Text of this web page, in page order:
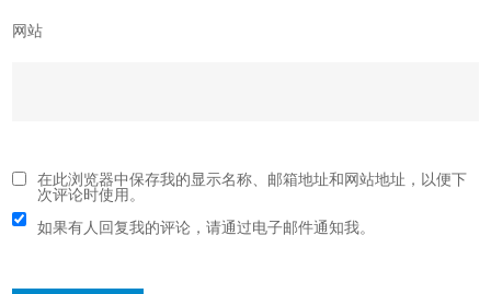
网站
在此浏览器中保存我的显示名称、邮箱地址和网站地址，以便下
次评论时使用。
如果有人回复我的评论，请通过电子邮件通知我。